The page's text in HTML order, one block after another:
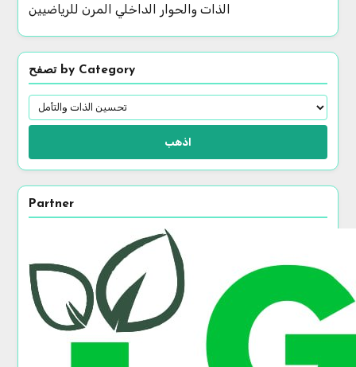
الذات والحوار الداخلي المرن للرياضيين
تصفح by Category
اذهب
Partner